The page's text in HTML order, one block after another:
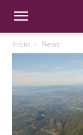
Início News